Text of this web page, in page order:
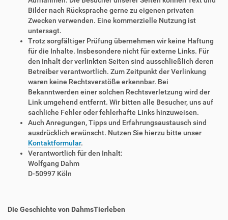
Bilder nach Rücksprache gerne zu eigenen privaten
Zwecken verwenden. Eine kommerzielle Nutzung ist
untersagt.
Trotz sorgfältiger Prüfung übernehmen wir keine Haftung
für die Inhalte. Insbesondere nicht für externe Links. Für
den Inhalt der verlinkten Seiten sind ausschließlich deren
Betreiber verantwortlich. Zum Zeitpunkt der Verlinkung
waren keine Rechtsverstöße erkennbar. Bei
Bekanntwerden einer solchen Rechtsverletzung wird der
Link umgehend entfernt. Wir bitten alle Besucher, uns auf
sachliche Fehler oder fehlerhafte Links hinzuweisen.
Auch Anregungen, Tipps und Erfahrungsaustausch sind
ausdrücklich erwünscht. Nutzen Sie hierzu bitte unser
Kontaktformular.
Verantwortlich für den Inhalt:
Wolfgang Dahm
D-50997 Köln
Die Geschichte von DahmsTierleben